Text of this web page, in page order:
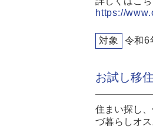
https://
対象 令和6
お試し移
住まい探し
づ暮らしオ